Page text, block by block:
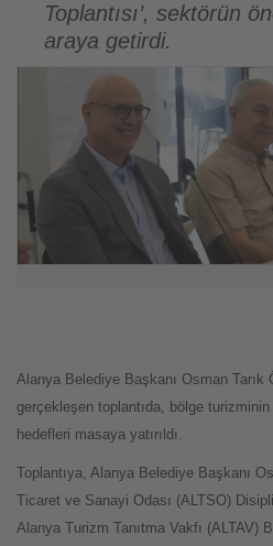
Toplantısı’, sektörün
araya getirdi.
Alanya Belediye Başkanı Osman Tarık
gerçekleşen toplantıda, bölge
hedefleri masaya yatırıldı.
Toplantıya, Alanya Belediye Başkanı
Ticaret ve Sanayi Odası (ALTSO)
Alanya Turizm Tanıtma Vakfı (ALTAV)